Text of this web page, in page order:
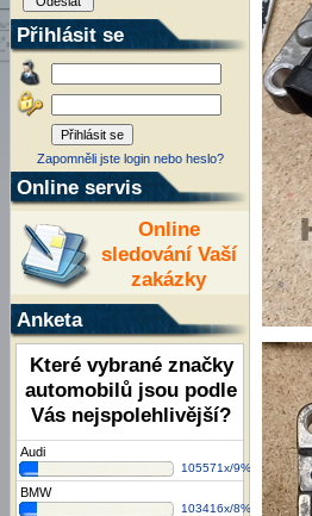
Přihlásit se
Zapomněli jste login nebo heslo?
Online servis
Online
sledování Vaší
zakázky
Anketa
Které vybrané značky
automobilů jsou podle
Vás nejspolehlivější?
Audi
105571x/9%
BMW
103416x/8%